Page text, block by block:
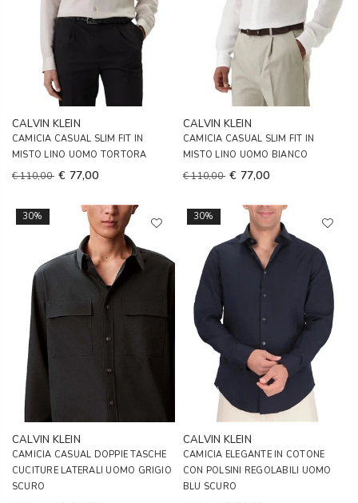
CALVIN KLEIN
CAMICIA CASUAL SLIM FIT IN
MISTO LINO UOMO TORTORA
€ 110,00 € 77,00
CALVIN KLEIN
CAMICIA CASUAL SLIM FIT IN
MISTO LINO UOMO BIANCO
€ 110,00 € 77,00
30%
CALVIN KLEIN
CAMICIA CASUAL DOPPIE TASCHE
CUCITURE LATERALI UOMO GRIGIO
SCURO
30%
CALVIN KLEIN
CAMICIA ELEGANTE IN COTONE
CON POLSINI REGOLABILI UOMO
BLU SCURO